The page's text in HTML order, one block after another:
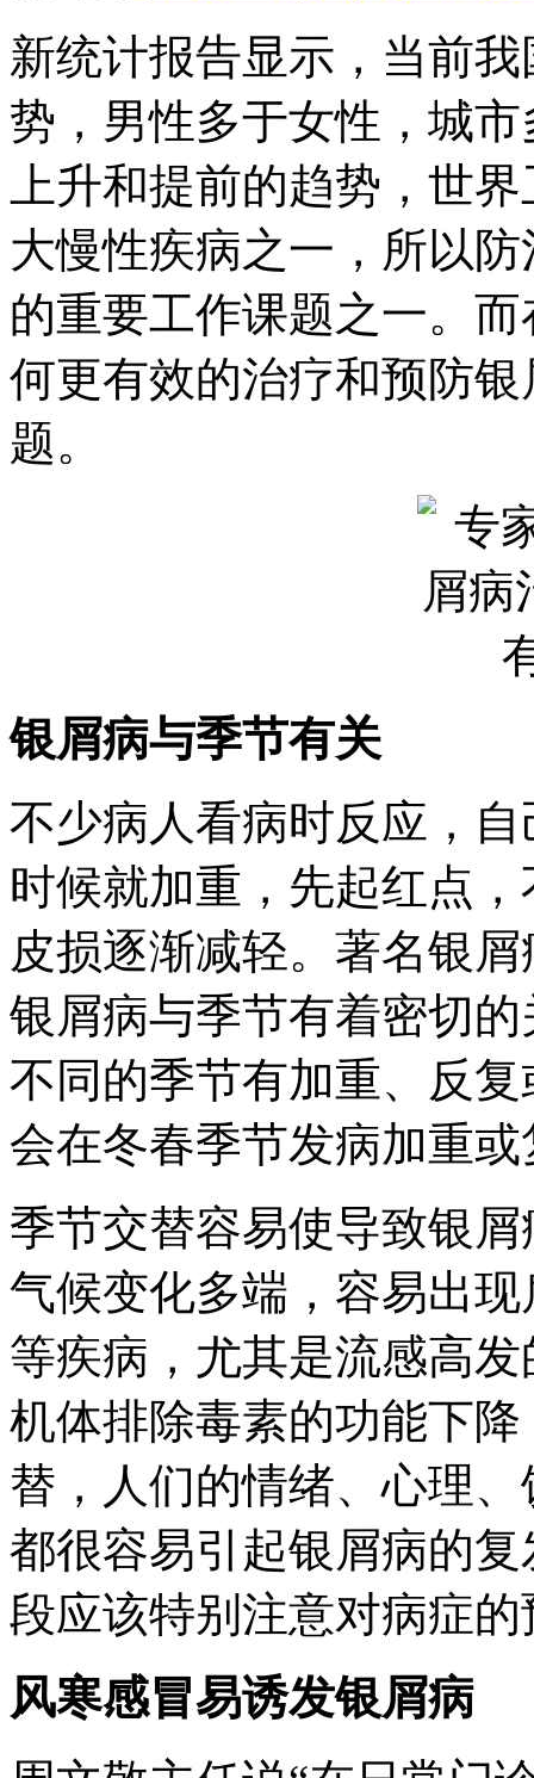
新统计报告显示，当前
势，男性多于女性，城
上升和提前的趋势，世
大慢性疾病之一，所以
的重要工作课题之一。
何更有效的治疗和预防
题。
银屑病与季节有关
不少病人看病时反应，
时候就加重，先起红点
皮损逐渐减轻。著名银
银屑病与季节有着密切
不同的季节有加重、反
会在冬春季节发病加重或
季节交替容易使导致银
气候变化多端，容易出
等疾病，尤其是流感高
机体排除毒素的功能下
替，人们的情绪、心理
都很容易引起银屑病的
段应该特别注意对病症
风寒感冒易诱发银屑病